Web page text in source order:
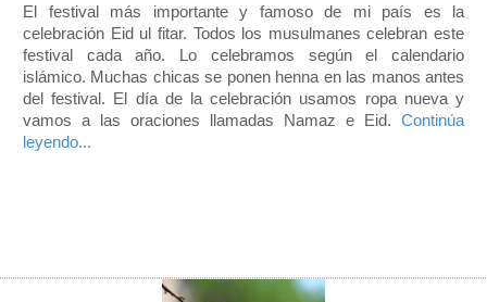
El festival más importante y famoso de mi país es la
celebración Eid ul fitar. Todos los musulmanes celebran este
festival cada año. Lo celebramos según el calendario
islámico. Muchas chicas se ponen henna en las manos antes
del festival. El día de la celebración usamos ropa nueva y
vamos a las oraciones llamadas Namaz e Eid. Continúa
leyendo...